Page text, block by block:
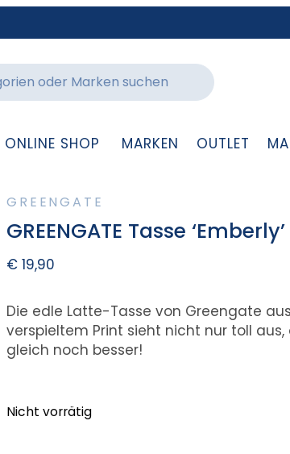
ONLINE SHOP MARKEN OUTLET
GREENGATE
GREENGATE Tasse
€ 19,90
Die edle Latte-Tasse von Greengate
verspieltem Print sieht nicht nur toll
gleich noch besser!
Nicht vorrätig